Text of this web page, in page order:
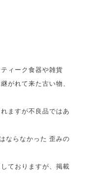
ィーク食器や雑貨
がれて来た古い物、
ますが不良品ではあ
ならなかった 歪みの
ておりますが、掲載